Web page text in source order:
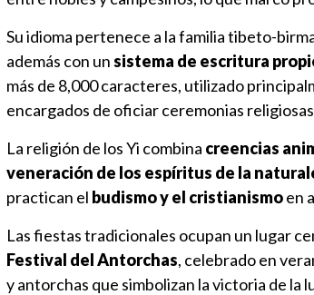
Su idioma pertenece a la familia tibeto-
además con unsistema de escritura
más de 8,000 caracteres, utilizado
encargados de oficiar ceremonias
La religión de los Yi combina creencias
veneración de los espíritus de la
practican el budismo y el cristianismoen
Las fiestas tradicionales ocupan un lugar
Festival del Antorchas, celebrado en
y antorchas que simbolizan la victoria de la